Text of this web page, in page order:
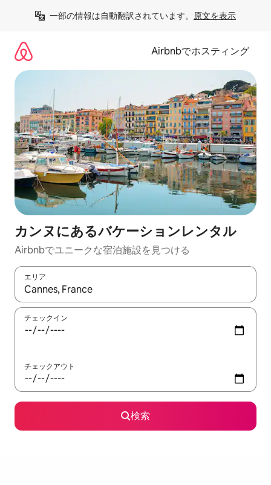
一部の情報は自動翻訳されています。 原文を表示
Airbnbでホスティング
カンヌにあるバケーションレンタル
Airbnbでユニークな宿泊施設を見つける
エリア
検索結果が表示されたら、上下の矢印キーを使って移動するか
チェックイン
チェックアウト
検索